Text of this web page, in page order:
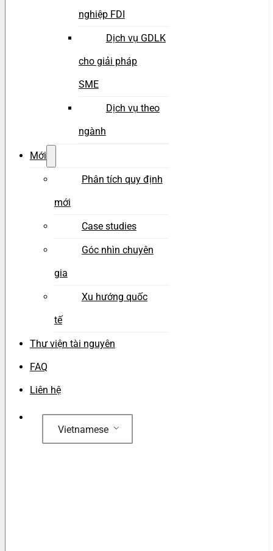
nghiệp FDI
Dịch vụ GDLK
cho giải pháp
SME
Dịch vụ theo
ngành
Mới
Phân tích quy định
mới
Case studies
Góc nhìn chuyên
gia
Xu hướng quốc
tế
Thư viện tài nguyên
FAQ
Liên hệ
Vietnamese